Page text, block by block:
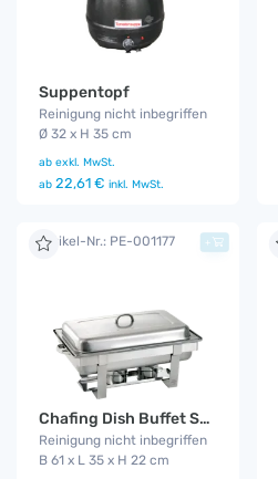
Suppentopf
Reinigung nicht inbegriffen
Ø 32 x H 35 cm
ab exkl. MwSt.
ab 22,61 € inkl. MwSt.
Artikel-Nr.: PE-001177
Chafing Dish Buffet Server
Reinigung nicht inbegriffen
B 61 x L 35 x H 22 cm
+